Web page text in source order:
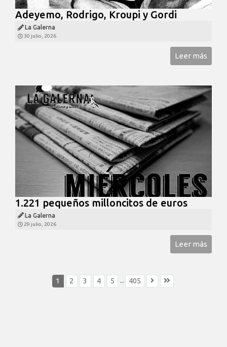
Adeyemo, Rodrigo, Kroupi y Gordi
La Galerna
30 julio, 2026
Leer más
1.221 pequeños milloncitos de euros
La Galerna
29 julio, 2026
Leer más
1 2 3 4 5 405